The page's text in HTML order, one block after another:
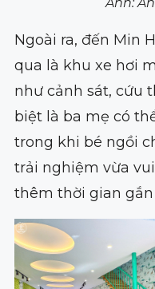
Ngoài ra, đến Min
qua là khu xe hơi
như cảnh sát, cứu
biệt là ba mẹ có
trong khi bé ngồi
trải nghiệm vừa
thêm thời gian